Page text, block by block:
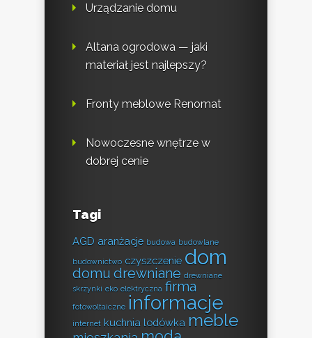
Urządzanie domu
Altana ogrodowa — jaki
materiał jest najlepszy?
Fronty meblowe Renomat
Nowoczesne wnętrze w
dobrej cenie
Tagi
AGD aranżacje budowa budowlane
budownictwo czyszczenie dom
domu drewniane drewniane
skrzynki eko elektryczna firma
fotowoltaiczne informacje
internet kuchnia lodówka meble